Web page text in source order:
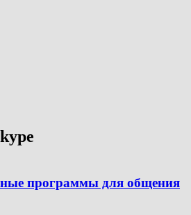
программы для общения